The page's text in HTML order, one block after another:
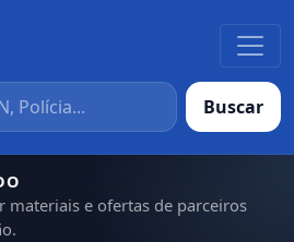
Buscar
materiais e ofertas de parceiros